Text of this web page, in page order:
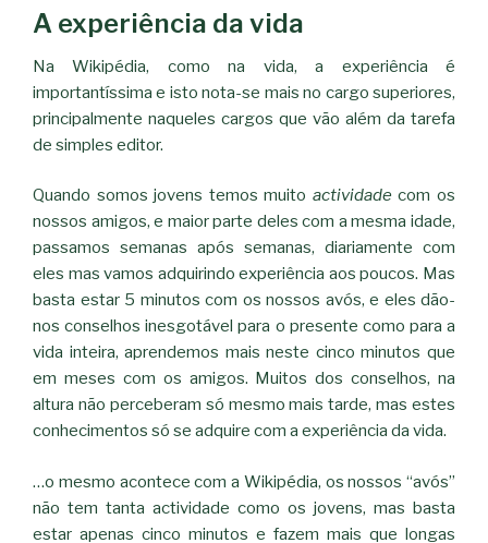
EM
A experiência da vida
Na Wikipédia, como na vida, a experiência é
importantíssima e isto nota-se mais no cargo superiores,
principalmente naqueles cargos que vão além da tarefa
de simples editor.
Quando somos jovens temos muito actividadecom os
nossos amigos, e maior parte deles com a mesma idade,
passamos semanas após semanas, diariamente com
eles mas vamos adquirindo experiência aos poucos. Mas
basta estar 5 minutos com os nossos avós, e eles dão-
nos conselhos inesgotável para o presente como para a
vida inteira, aprendemos mais neste cinco minutos que
em meses com os amigos. Muitos dos conselhos, na
altura não perceberam só mesmo mais tarde, mas estes
conhecimentos só se adquire com a experiência da vida.
…o mesmo acontece com a Wikipédia, os nossos “avós”
não tem tanta actividade como os jovens, mas basta
estar apenas cinco minutos e fazem mais que longas